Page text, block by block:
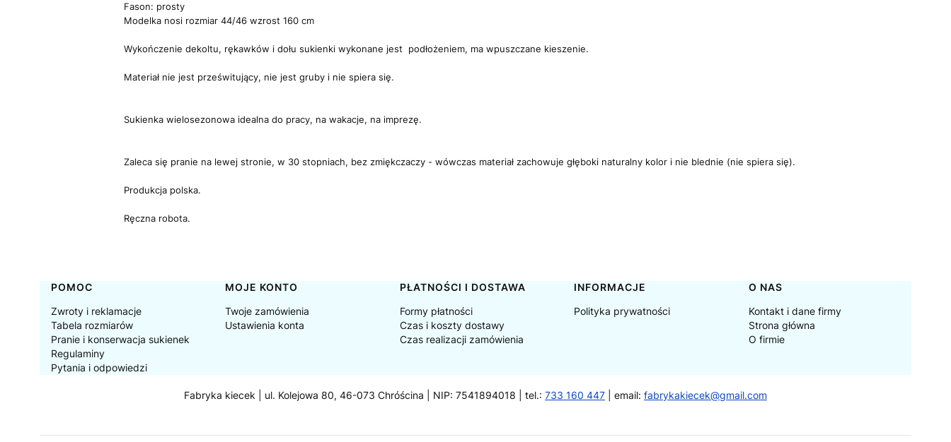
Fason: prosty
Modelka nosi rozmiar 44/46 wzrost 160 cm
Wykończenie dekoltu, rękawków i dołu sukienki wykonane jest podłożeniem, ma wpuszczane kieszenie.
Materiał nie jest prześwitujący, nie jest gruby i nie spiera się.
Sukienka wielosezonowa idealna do pracy, na wakacje, na imprezę.
Zaleca się pranie na lewej stronie, w 30 stopniach, bez zmiękczaczy - wówczas materiał zachowuje głęboki naturalny kolor i nie blednie (nie spiera się).
Produkcja polska.
Ręczna robota.
Linki w stopce
POMOC
Zwroty i reklamacje
Tabela rozmiarów
Pranie i konserwacja sukienek
Regulaminy
Pytania i odpowiedzi
MOJE KONTO
Twoje zamówienia
Ustawienia konta
PŁATNOŚCI I DOSTAWA
Formy płatności
Czas i koszty dostawy
Czas realizacji zamówienia
INFORMACJE
Polityka prywatności
O NAS
Kontakt i dane firmy
Strona główna
O firmie
Fabryka kiecek | ul. Kolejowa 80, 46-073 Chróścina | NIP: 7541894018 | tel.: 733 160 447 | email: fabrykakiecek@gmail.com